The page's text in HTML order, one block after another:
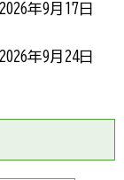
年9月17日
年9月24日